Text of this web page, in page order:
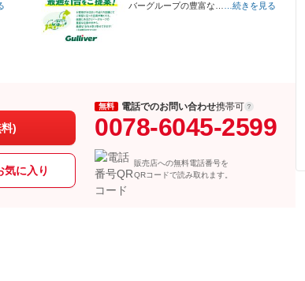
バーグループの豊富な…
…続きを見る
)
気に入り
無料 電話でのお問い合わせ携帯可
0078-6045-2599
販売店への無料電話番号を
QRコードで読み取れます。